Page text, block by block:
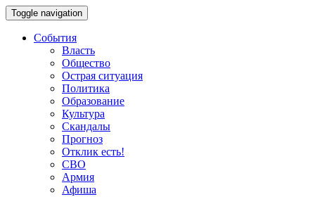
Toggle navigation
События
Власть
Общество
Острая ситуация
Политика
Образование
Культура
Скандалы
Прогноз
Отклик есть!
СВО
Армия
Афиша